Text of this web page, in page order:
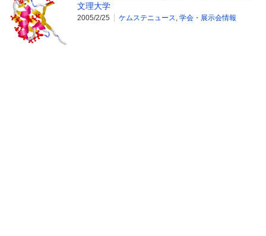
文理大学
2005/2/25 ケムステニュース 学会・展示会情報